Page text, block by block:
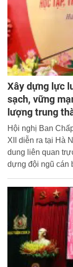
Xây dựng lực
sạch, vững
lượng trung
và nhân dân
Hội nghị Ban
XII diễn ra tại Hà
dung liên quan
dựng đội ngũ cán
đời sống cán bộ,
bảo đảm an sinh
GS.TS Tô Lâm,
an Trung ương,
trọng “Xây dựng
vững mạnh toàn
tin cậy của Đảng,
điện tử Học viện